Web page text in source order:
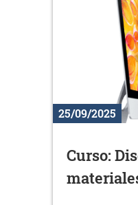
25/09/2025
Curso: